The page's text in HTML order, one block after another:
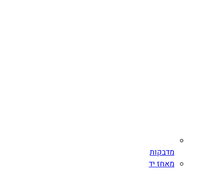
מדבקות
מאחז יד